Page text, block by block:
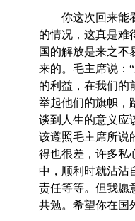
你这次回来能看
的情况，这真是难
国的解放是来之不
来的。毛主席说：
的利益，在我们的
举起他们的旗帜，
谈到人生的意义应
该遵照毛主席所说
得也很差，许多私
中，顺利时就沾沾
责任等等。但我愿
共勉。希望你在国